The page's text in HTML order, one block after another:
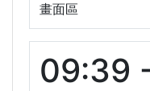
畫面區
09:39